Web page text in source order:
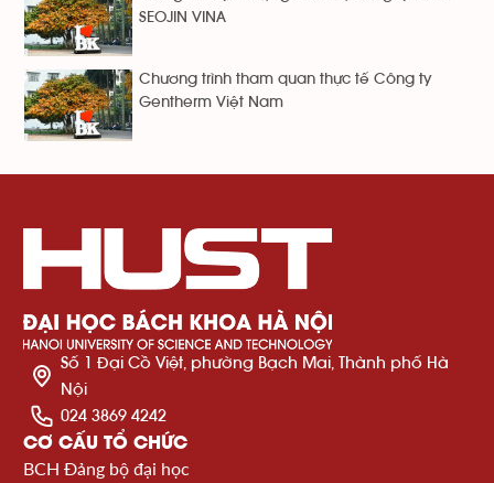
SEOJIN VINA
Chương trình tham quan thực tế Công ty
Gentherm Việt Nam
Số 1 Đại Cồ Việt, phường Bạch Mai, Thành phố Hà
Nội
024 3869 4242
CƠ CẤU TỔ CHỨC
BCH Đảng bộ đại học